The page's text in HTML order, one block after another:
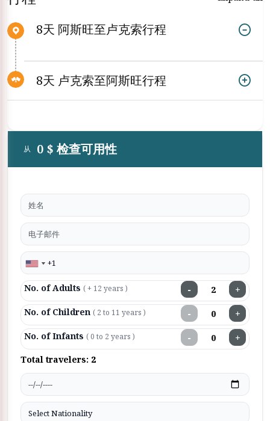
8天 阿斯旺至卢克索行程
8天 卢克索至阿斯旺行程
从 0 $ 检查可用性
No. of Adults ( + 12 years ) − +
No. of Children ( 2 to 11 years ) − +
No. of Infants ( 0 to 2 years ) − +
Total travelers: 2